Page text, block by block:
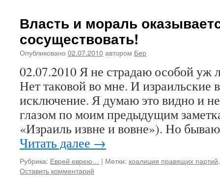
Власть и мораль
сосуществовать!
Опубликовано 02.07.2010автором Бер
02.07.2010 Я не страдаю особой уж
Нет таковой во мне. И израильские
исключение. Я думаю это видно и
глазом по моим предыдущим
«Израиль извне и вовне»). Но
Читать далее →
Рубрика: Еврей еврею… | Метки: коалиция правящих партий
Оставить комментарий